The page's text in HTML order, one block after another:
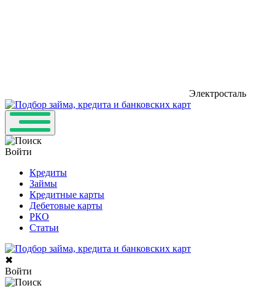
Электросталь
Войти
Кредиты
Займы
Кредитные карты
Дебетовые карты
РКО
Статьи
✖
Войти